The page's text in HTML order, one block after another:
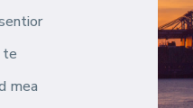
te
mea